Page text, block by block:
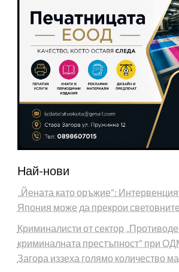
Най-нови
„Йената като оръжие“:
Япония може да прекрои
Криминалисти от сектор
криминалната престъпност“ при
Загора иззеха голямо количество